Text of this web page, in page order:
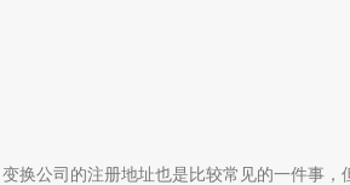
换公司的注册地址也是比较常见的一件事，